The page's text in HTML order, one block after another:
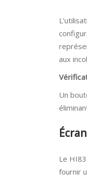
aux
Un
Le
fournir